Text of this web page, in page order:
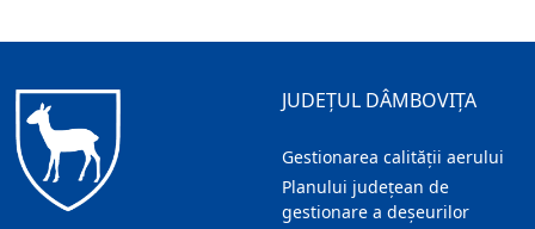
JUDEȚUL DÂMBOVIȚA
Gestionarea calității aerului
Planului județean de
gestionare a deșeurilor